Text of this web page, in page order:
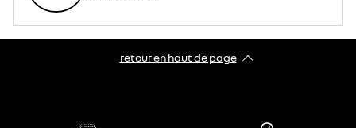
retour en haut de page​